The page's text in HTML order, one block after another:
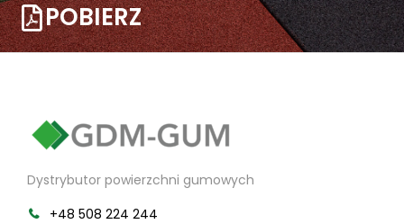
POBIERZ
Dystrybutor powierzchni gumowych
+48 508 224 244